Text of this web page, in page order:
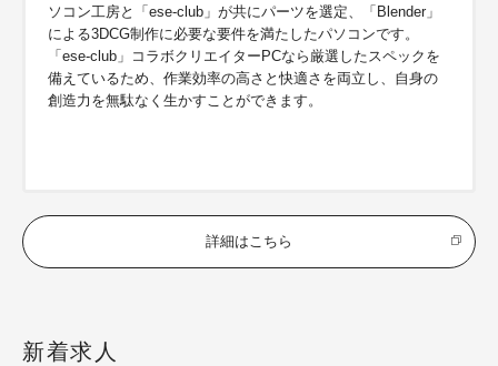
ソコン工房と「ese-club」が共にパーツを選定、「Blender」
による3DCG制作に必要な要件を満たしたパソコンです。
「ese-club」コラボクリエイターPCなら厳選したスペックを
備えているため、作業効率の高さと快適さを両立し、自身の
創造力を無駄なく生かすことができます。
詳細はこちら
新着求人